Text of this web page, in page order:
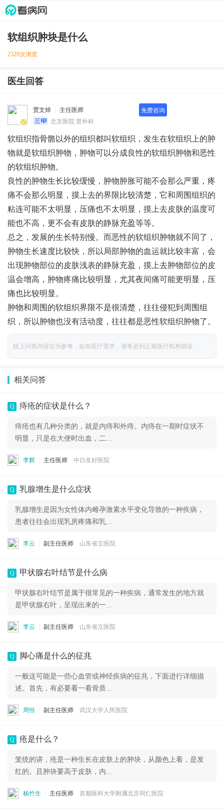
软组织肿块是什么
2329次浏览
医生回答
贾文焯 主任医师
免费咨询
北京医院 普外科
软组织指骨骼以外的组织都叫软组织，发生在软组织上的肿
物就是软组织肿物，肿物可以分成良性的软组织肿物和恶性
的软组织肿物。
良性的肿物生长比较缓慢，肿物肿胀可能不会那么严重，疼
痛不会那么明显，摸上去的界限比较清楚，它和周围组织的
粘连可能不太明显，压痛也不太明显，摸上去皮肤的温度可
能也不高，更不会有皮肤的静脉充盈等等。
总之，发展的生长特别慢。而恶性的软组织肿物就不同了，
肿物生长速度比较快，所以局部肿物的血运就比较丰富，会
出现肿物部位的皮肤浅表的静脉充盈，摸上去肿物部位的皮
温会增高，肿物疼痛比较明显，尤其夜间痛可能更明显，压
痛也比较明显。
肿物和周围的软组织界限不是很清楚，往往侵犯到周围组
织，所以肿物也没有活动度，往往都是恶性软组织肿物了。
线上问答内容仅为参考，如有医疗需求，请务必到正规医疗机构就诊
相关问答
Q 痔疮的症状是什么？
痔疮也有几种分类的，就是内痔和外痔。内痔在一期时症状不
明显，只是在大便时出血，二...
李辉 主任医师 中日友好医院
Q 乳腺增生是什么症状
乳腺增生是因为女性体内雌孕激素水平变化导致的一种疾病，
患者往往会出现乳房疼痛和乳...
李云 副主任医师 山东省立医院
Q 甲状腺右叶结节是什么病
甲状腺右叶结节是属于很常见的一种疾病，通常发生的地方就
是甲状腺右叶，呈现出来的一...
李云 副主任医师 山东省立医院
Q 脚心痛是什么的征兆
一般这可能是一些心血管或神经疾病的征兆，下面进行详细描
述。首先，有必要看一看骨质...
周恒 副主任医师 武汉大学人民医院
Q 疮是什么？
笼统的讲，疮是一种生长在皮肤上的肿块，从颜色上看，是发
红的。且肿块要高于皮肤，内...
杨竹生 主任医师 首都医科大学附属北京同仁医院